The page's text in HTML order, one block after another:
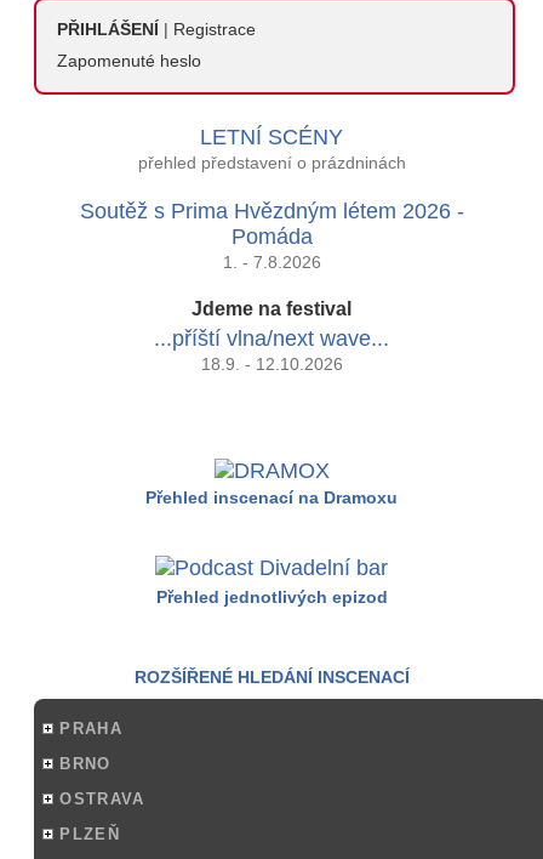
PŘIHLÁŠENÍ | Registrace
Zapomenuté heslo
LETNÍ SCÉNY
přehled představení o prázdninách
Soutěž s Prima Hvězdným létem 2026 -
Pomáda
1. - 7.8.2026
Jdeme na festival
...příští vlna/next wave...
18.9. - 12.10.2026
Přehled inscenací na Dramoxu
Přehled jednotlivých epizod
ROZŠÍŘENÉ HLEDÁNÍ INSCENACÍ
PRAHA
BRNO
OSTRAVA
PLZEŇ